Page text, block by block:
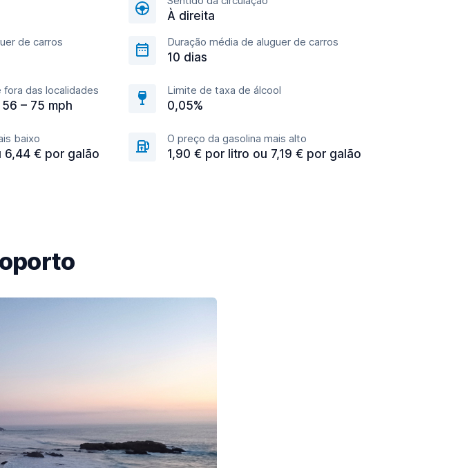
À direita
de carros Duração média de aluguer de carros
10 dias
das localidades
– 75 mph
Limite de taxa de álcool
0,05%
baixo
6,44 € por galão
O preço da gasolina mais alto
1,90 € por litro ou 7,19 € por galão